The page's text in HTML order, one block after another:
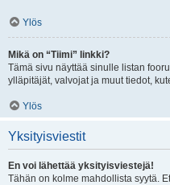
Ylös
Mikä on “Tiimi” linkki?
Tämä sivu näyttää sinulle listan
ylläpitäjät, valvojat ja muut tiedot,
Ylös
Yksityisviestit
En voi lähettää yksityisviestejä!
Tähän on kolme mahdollista syytä.